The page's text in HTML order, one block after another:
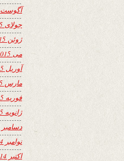
آگوست 2015
جولای 2015
ژوئن 2015
می 2015
آوریل 2015
مارس 2015
فوریه 2015
ژانویه 2015
دسامبر 2014
نوامبر 2014
اکتبر 2014